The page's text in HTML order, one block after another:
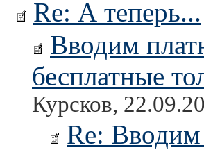
Re: А теперь...
Вводим
бесплатные
Курсков,
Re: